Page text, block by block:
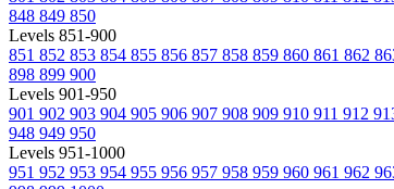
848 849 850
Levels 851-900
851 852 853 854 855 856 857 858 859 860 861 862
898 899 900
Levels 901-950
901 902 903 904 905 906 907 908 909 910 911 912
948 949 950
Levels 951-1000
951 952 953 954 955 956 957 958 959 960 961 962